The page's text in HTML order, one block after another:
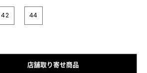
42 44
店舗取り寄せ商品